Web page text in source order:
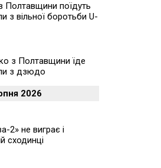
Полтавщини поїдуть
з вільної боротьби U-
з Полтавщини їде
з дзюдо
2026
2» не виграє і
сходинці